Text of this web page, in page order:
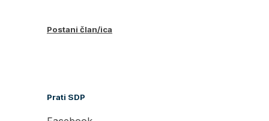
Postani član/ica
Prati SDP